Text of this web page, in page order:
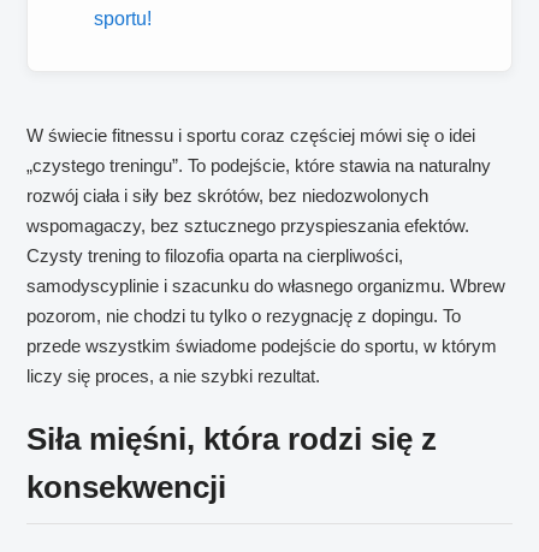
sportu!
W świecie fitnessu i sportu coraz częściej mówi się o idei
„czystego treningu”. To podejście, które stawia na naturalny
rozwój ciała i siły bez skrótów, bez niedozwolonych
wspomagaczy, bez sztucznego przyspieszania efektów.
Czysty trening to filozofia oparta na cierpliwości,
samodyscyplinie i szacunku do własnego organizmu. Wbrew
pozorom, nie chodzi tu tylko o rezygnację z dopingu. To
przede wszystkim świadome podejście do sportu, w którym
liczy się proces, a nie szybki rezultat.
Siła mięśni, która rodzi się z
konsekwencji